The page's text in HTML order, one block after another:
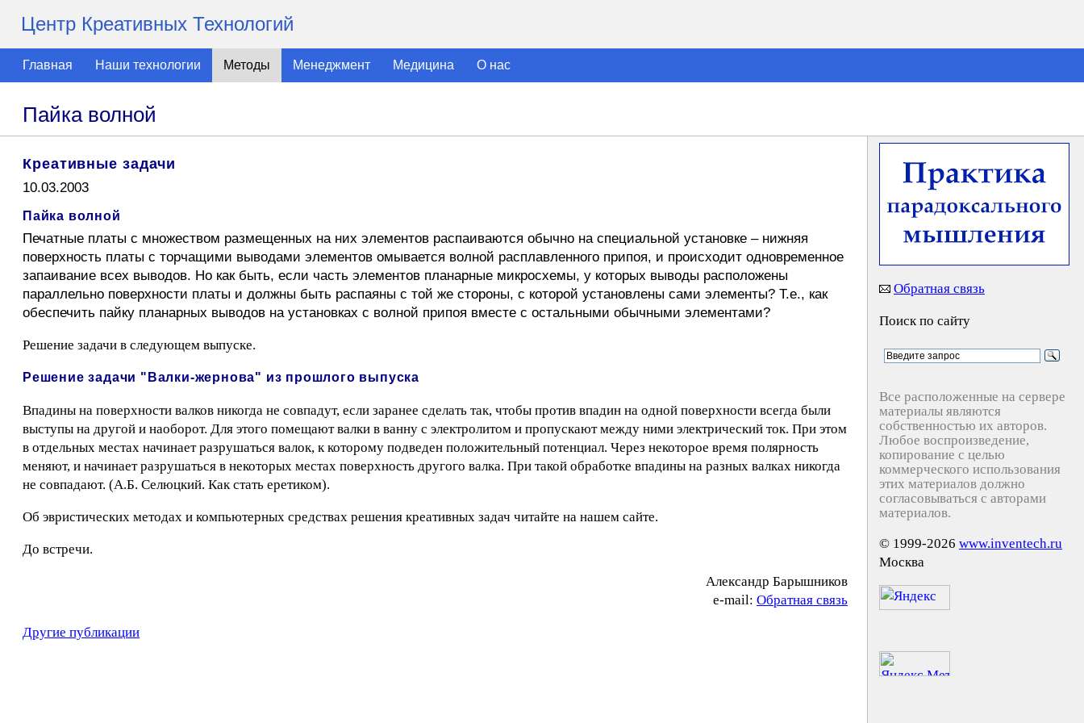
Центр Креативных Технологий
Главная Наши технологии Методы Менеджмент Медицина О нас
Пайка волной
Креативные задачи
10.03.2003
Пайка волной
Печатные платы с множеством размещенных на них элементов распаиваются обычно на специальной установке – нижняя
поверхность платы с торчащими выводами элементов омывается волной расплавленного припоя, и происходит одновременное
запаивание всех выводов. Но как быть, если часть элементов планарные микросхемы, у которых выводы расположены
параллельно поверхности платы и должны быть распаяны с той же стороны, с которой установлены сами элементы? Т.е., как
обеспечить пайку планарных выводов на установках с волной припоя вместе с остальными обычными элементами?
Решение задачи в следующем выпуске.
Решение задачи "Валки-жернова" из прошлого выпуска
Впадины на поверхности валков никогда не совпадут, если заранее сделать так, чтобы против впадин на одной поверхности всегда были
выступы на другой и наоборот. Для этого помещают валки в ванну с электролитом и пропускают между ними электрический ток. При этом
в отдельных местах начинает разрушаться валок, к которому подведен положительный потенциал. Через некоторое время полярность
меняют, и начинает разрушаться в некоторых местах поверхность другого валка. При такой обработке впадины на разных валках никогда
не совпадают. (А.Б. Селюцкий. Как стать еретиком).
Об эвристических методах и компьютерных средствах решения креативных задач читайте на нашем сайте.
До встречи.
Александр Барышников
e-mail: Обратная связь
Другие публикации
Обратная связь
Поиск по сайту
Все расположенные на сервере
материалы являются
собственностью их авторов.
Любое воспроизведение,
копирование с целью
коммерческого использования
этих материалов должно
согласовываться с авторами
материалов.
© 1999-2026 www.inventech.ru
Москва